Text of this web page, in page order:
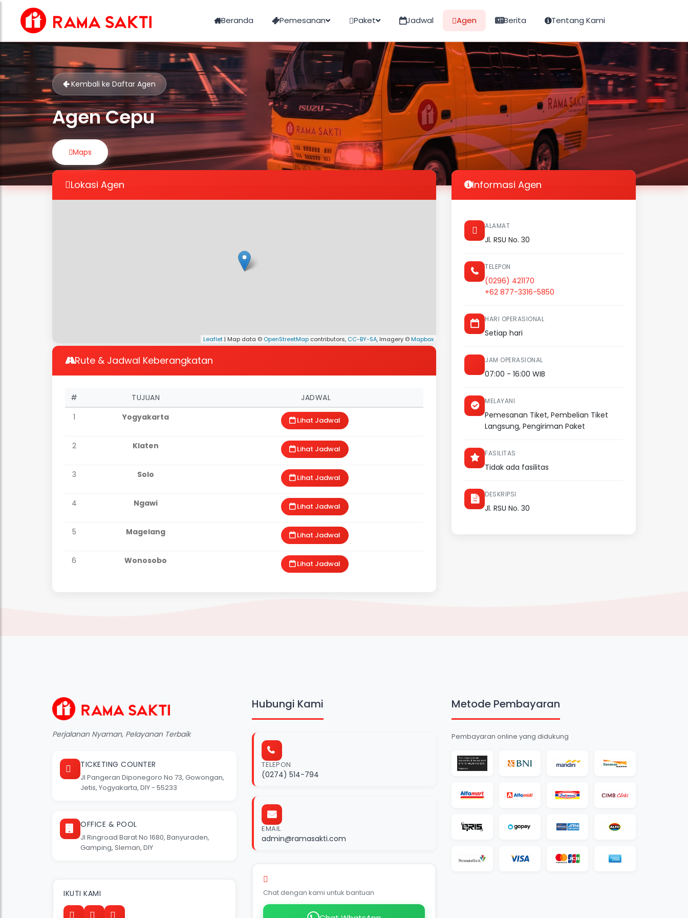
Beranda Pemesanan Paket Jadwal Agen Berita Tentang Kami
Kembali ke Daftar Agen
Agen Cepu
Maps
Lokasi Agen
Leaflet | Map data © OpenStreetMap contributors, CC-BY-SA, Imagery © Mapbox
Rute & Jadwal Keberangkatan
# TUJUAN
JADWAL
1
Yogyakarta Lihat Jadwal
2 Klaten Lihat Jadwal
3 Solo Lihat Jadwal
4 Ngawi Lihat Jadwal
5 Magelang Lihat Jadwal
6 Wonosobo Lihat Jadwal
Informasi Agen
ALAMAT
Jl. RSU No. 30
TELEPON
(0296) 421170
+62 877-3316-5850
HARI OPERASIONAL
Setiap hari
JAM OPERASIONAL
07:00 - 16:00 WIB
MELAYANI
Pemesanan Tiket, Pembelian Tiket
Langsung, Pengiriman Paket
FASILITAS
Tidak ada fasilitas
DESKRIPSI
Jl. RSU No. 30
Perjalanan Nyaman, Pelayanan Terbaik
TICKETING COUNTER
Jl Pangeran Diponegoro No 73, Gowongan,
Jetis, Yogyakarta, DIY - 55233
OFFICE & POOL
Jl Ringroad Barat No 1680, Banyuraden,
Gamping, Sleman, DIY
IKUTI KAMI
Hubungi Kami
TELEPON
(0274) 514-794
EMAIL
admin@ramasakti.com
Chat dengan kami untuk bantuan
Metode Pembayaran
Pembayaran online yang didukung